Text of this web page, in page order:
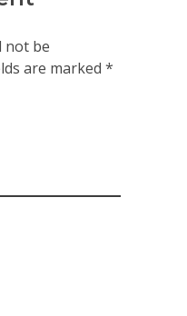
not be
are marked *